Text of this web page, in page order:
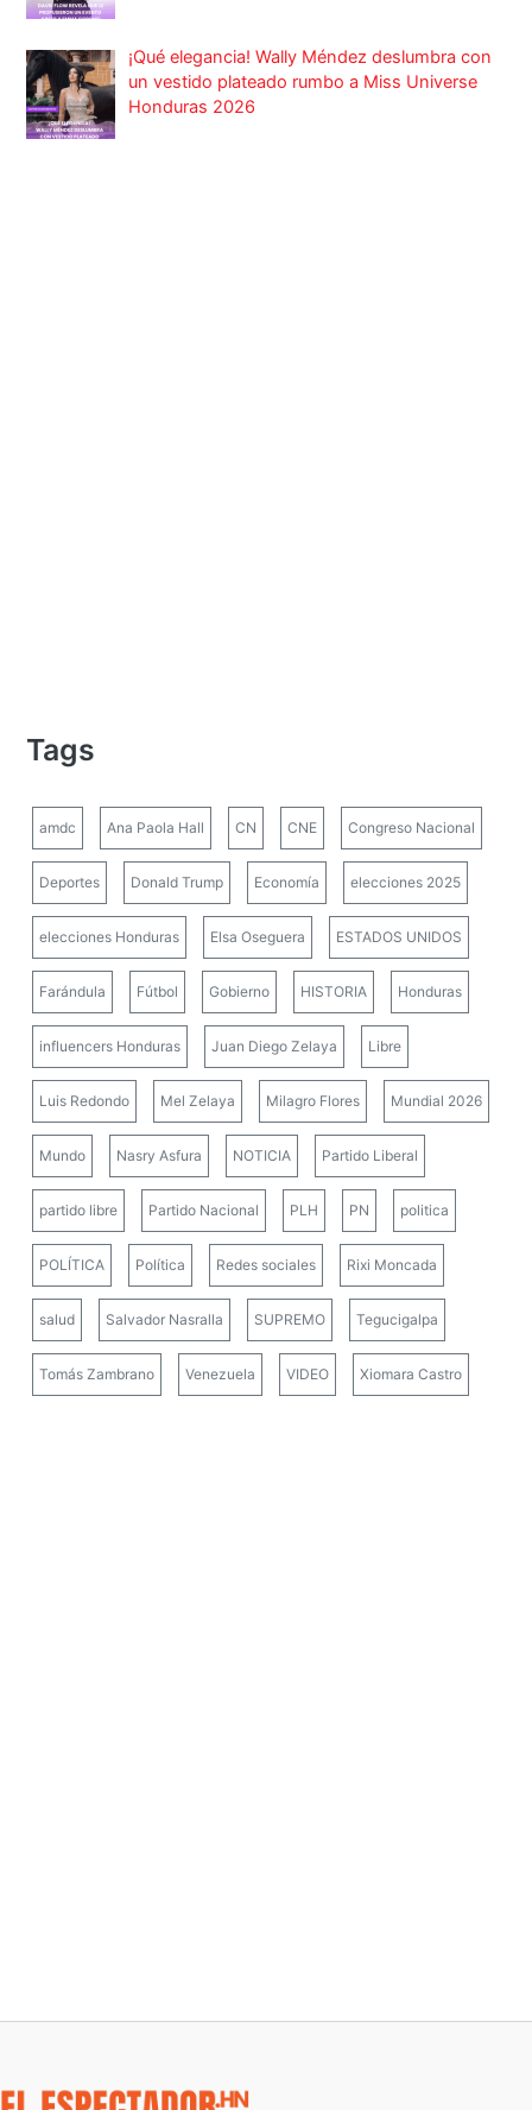
¡Qué elegancia! Wally Méndez deslumbra con
un vestido plateado rumbo a Miss Universe
Honduras 2026
Tags
amdc Ana Paola Hall CN CNE Congreso Nacional
Deportes Donald Trump Economía elecciones 2025
elecciones Honduras Elsa Oseguera ESTADOS UNIDOS
Farándula Fútbol Gobierno HISTORIA Honduras
influencers Honduras Juan Diego Zelaya Libre
Luis Redondo Mel Zelaya Milagro Flores Mundial 2026
Mundo Nasry Asfura NOTICIA Partido Liberal
partido libre Partido Nacional PLH PN politica
POLÍTICA Política Redes sociales Rixi Moncada
salud Salvador Nasralla SUPREMO Tegucigalpa
Tomás Zambrano Venezuela VIDEO Xiomara Castro